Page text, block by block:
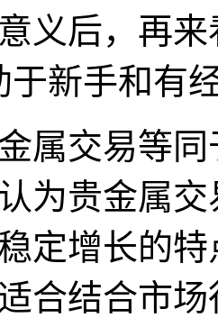
义后，再
于新手和有
属交易等
为贵金属
定增长的
合结合市